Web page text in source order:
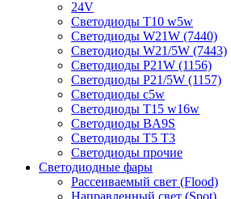
24V
Светодиоды T10 w5w
Светодиоды W21W (7440)
Светодиоды W21/5W (7443)
Светодиоды P21W (1156)
Светодиоды P21/5W (1157)
Светодиоды c5w
Светодиоды T15 w16w
Светодиоды BA9S
Светодиоды T5 T3
Светодиоды прочие
Светодиодные фары
Рассеиваемый свет (Flood)
Направленный свет (Spot)